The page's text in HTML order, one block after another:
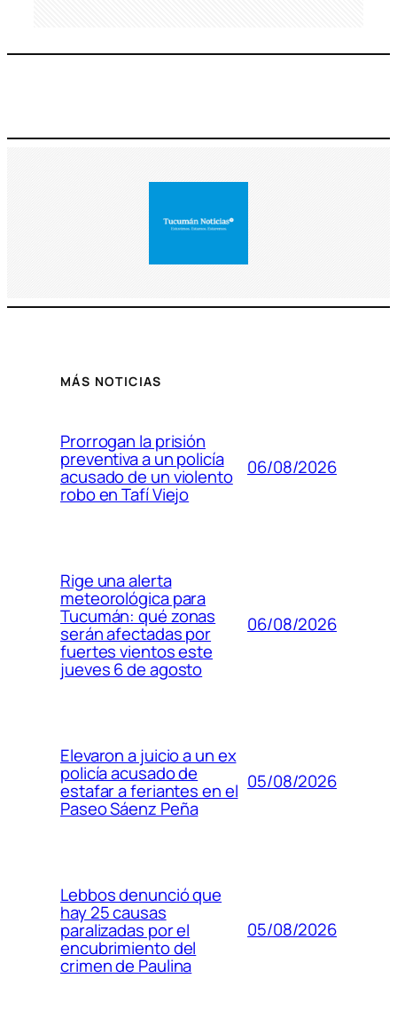
MÁS NOTICIAS
Prorrogan la prisión
preventiva a un policía
acusado de un violento
robo en Tafí Viejo
06/08/2026
Rige una alerta
meteorológica para
Tucumán: qué zonas
serán afectadas por
fuertes vientos este
jueves 6 de agosto
06/08/2026
Elevaron a juicio a un ex
policía acusado de
estafar a feriantes en el
Paseo Sáenz Peña
05/08/2026
Lebbos denunció que
hay 25 causas
paralizadas por el
encubrimiento del
crimen de Paulina
05/08/2026